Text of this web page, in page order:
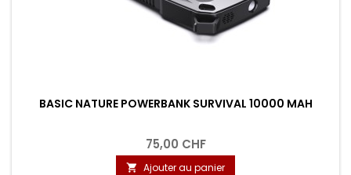
BASIC NATURE POWERBANK SURVIVAL 10000 MAH
75,00 CHF
 Ajouter au panier